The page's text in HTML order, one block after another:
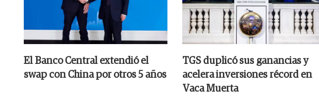
El Banco Central extendió el
swap con China por otros 5 años
TGS duplicó sus ganancias y
acelera inversiones récord en
Vaca Muerta